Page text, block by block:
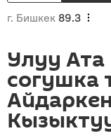
г. Бишкек 89.3
Улуу
согушка